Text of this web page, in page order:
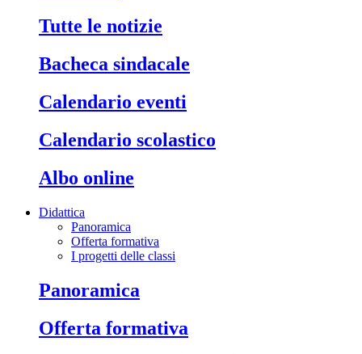
tutte le notizie
bacheca sindacale
calendario eventi
calendario scolastico
albo online
Didattica
Panoramica
Offerta formativa
I progetti delle classi
panoramica
offerta formativa